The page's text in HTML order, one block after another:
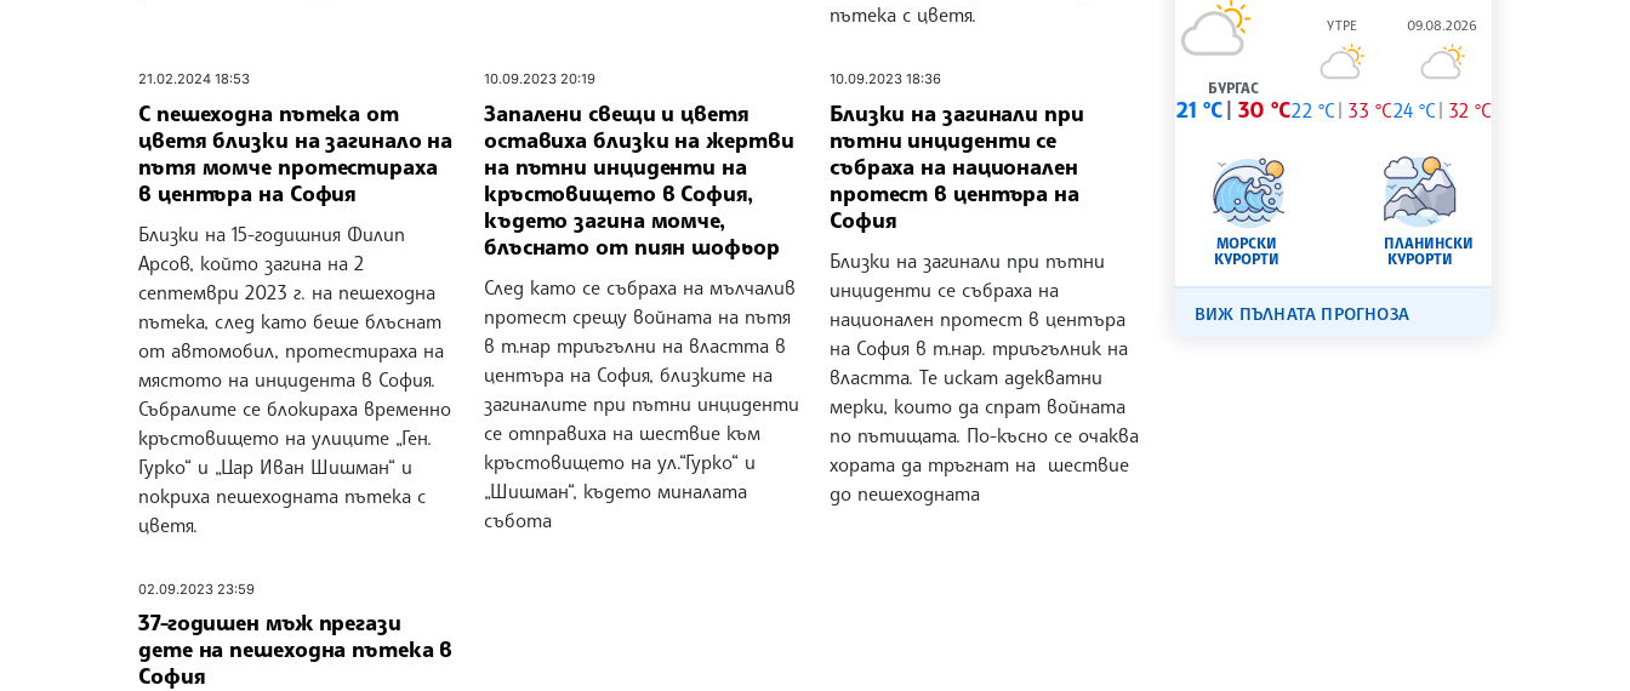
пътека с цветя.
21.02.2024 18:53
С пешеходна пътека от
цветя близки на загинало на
пътя момче протестираха
в центъра на София
Близки на 15-годишния Филип
Арсов, който загина на 2
септември 2023 г. на пешеходна
пътека, след като беше блъснат
от автомобил, протестираха на
мястото на инцидента в София.
Събралите се блокираха временно
кръстовището на улиците „Ген.
Гурко“ и „Цар Иван Шишман“ и
покриха пешеходната пътека с
цветя.
10.09.2023 20:19
Запалени свещи и цветя
оставиха близки на жертви
на пътни инциденти на
кръстовището в София,
където загина момче,
блъснато от пиян шофьор
След като се събраха на мълчалив
протест срещу войната на пътя
в т.нар триъгълни на властта в
центъра на София, близките на
загиналите при пътни инциденти
се отправиха на шествие към
кръстовището на ул.“Гурко“ и
„Шишман“, където миналата
събота
10.09.2023 18:36
Близки на загинали при
пътни инциденти се
събраха на национален
протест в центъра на
София
Близки на загинали при пътни
инциденти се събраха на
национален протест в центъра
на София в т.нар. триъгълник на
властта. Те искат адекватни
мерки, които да спрат войната
по пътищата. По-късно се очаква
хората да тръгнат на шествие
до пешеходната
02.09.2023 23:59
37-годишен мъж прегази
дете на пешеходна пътека в
София
БУРГАС
21 °C 30 °C
УТРЕ
22 °C 33 °C
09.08.2026
24 °C 32 °C
МОРСКИ
КУРОРТИ
ПЛАНИНСКИ
КУРОРТИ
ВИЖ ПЪЛНАТА ПРОГНОЗА